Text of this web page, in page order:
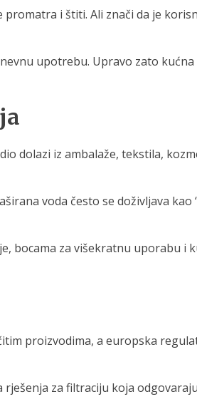
i štiti. Ali znači da je
upotrebu. Upravo zato
dolazi iz ambalaže, tekstila,
voda često se doživljava kao
bocama za višekratnu uporabu i
proizvodima, a europska
za filtraciju koja